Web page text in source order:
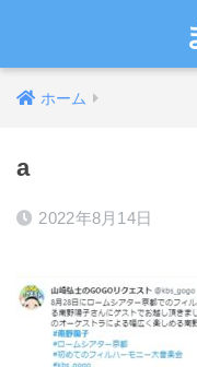
ホーム
a
2022年8月14日